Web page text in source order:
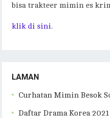
bisa trakteer mimin es
klik di sini.
LAMAN
Curhatan Mimin Besok
Daftar Drama Korea 2021